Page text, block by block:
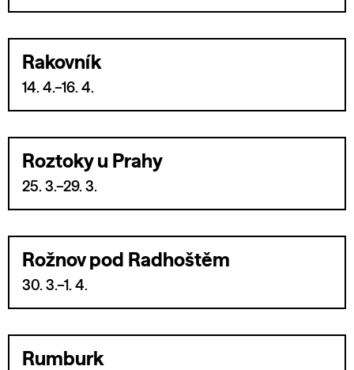
Rakovník
14. 4.–16. 4.
Roztoky u Prahy
25. 3.–29. 3.
Rožnov pod Radhoštěm
30. 3.–1. 4.
Rumburk